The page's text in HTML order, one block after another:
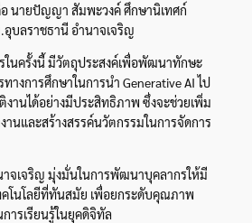
นายปัญญา สัมพะวงค์ ศึกษานิเทศก์
บลราชธานี อำนาจเจริญ
ในครั้งนี้ มีวัตถุประสงค์เพื่อพัฒนาทักษะ
างการศึกษาในการนำ Generative AI ไป
งานได้อย่างมีประสิทธิภาพ ซึ่งจะช่วยเพิ่ม
นและสร้างสรรค์นวัตกรรมในการจัดการ
จเจริญ มุ่งมั่นในการพัฒนาบุคลากรให้มี
คโนโลยีที่ทันสมัย เพื่อยกระดับคุณภาพ
ารเรียนรู้ในยุคดิจิทัล